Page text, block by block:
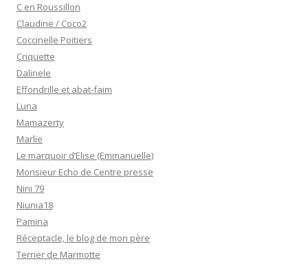
C en Roussillon
Claudine / Coco2
Coccinelle Poitiers
Criquette
Dalinele
Effondrille et abat-faim
Luna
Mamazerty
Marlie
Le marquoir d’Elise (Emmanuelle)
Monsieur Echo de Centre presse
Nini 79
Niunia18
Pamina
Réceptacle, le blog de mon père
Terrier de Marmotte